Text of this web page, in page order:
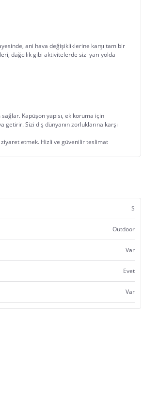
ani hava değişikliklerine karşı tam bir
dağcılık gibi aktivitelerde sizi yarı yolda
Kapüşon yapısı, ek koruma için
Sizi dış dünyanın zorluklarına karşı
etmek. Hizli ve güvenilir teslimat
S
Outdoor
Var
Evet
Var